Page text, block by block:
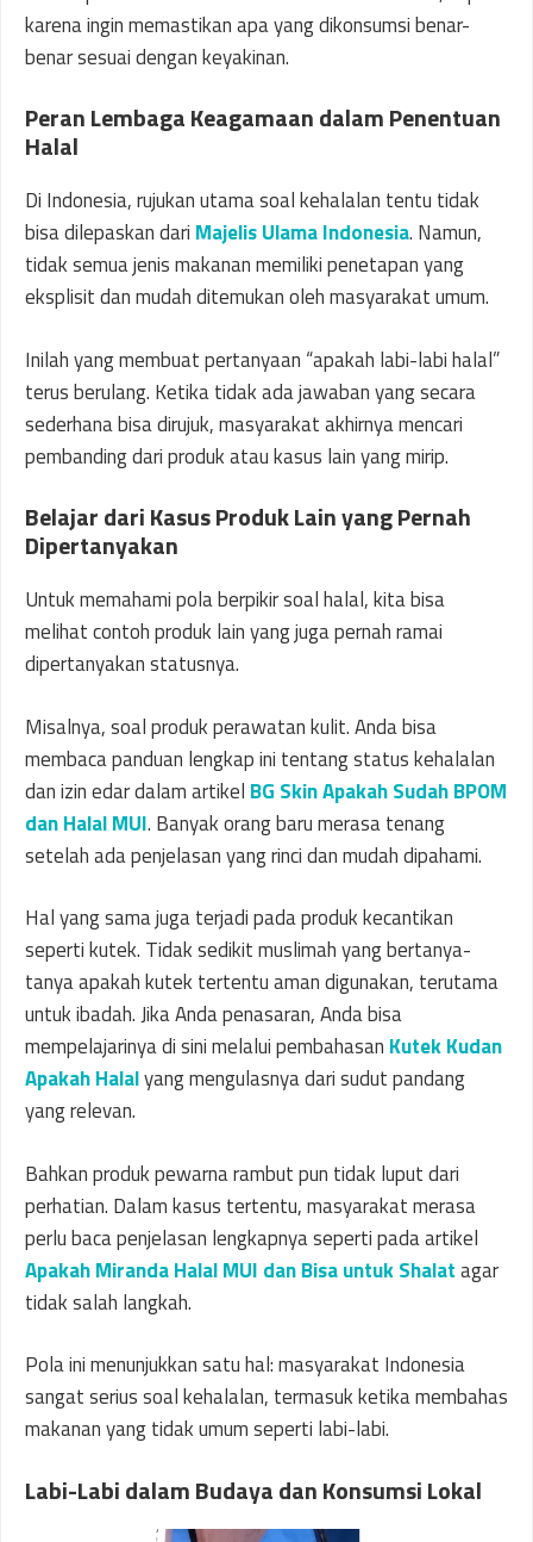
karena ingin memastikan apa yang dikonsumsi benar-
benar sesuai dengan keyakinan.
Peran Lembaga Keagamaan dalam Penentuan
Halal
Di Indonesia, rujukan utama soal kehalalan tentu tidak
bisa dilepaskan dari Majelis Ulama Indonesia. Namun,
tidak semua jenis makanan memiliki penetapan yang
eksplisit dan mudah ditemukan oleh masyarakat umum.
Inilah yang membuat pertanyaan “apakah labi-labi halal”
terus berulang. Ketika tidak ada jawaban yang secara
sederhana bisa dirujuk, masyarakat akhirnya mencari
pembanding dari produk atau kasus lain yang mirip.
Belajar dari Kasus Produk Lain yang Pernah
Dipertanyakan
Untuk memahami pola berpikir soal halal, kita bisa
melihat contoh produk lain yang juga pernah ramai
dipertanyakan statusnya.
Misalnya, soal produk perawatan kulit. Anda bisa
membaca panduan lengkap ini tentang status kehalalan
dan izin edar dalam artikel BG Skin Apakah Sudah BPOM
dan Halal MUI. Banyak orang baru merasa tenang
setelah ada penjelasan yang rinci dan mudah dipahami.
Hal yang sama juga terjadi pada produk kecantikan
seperti kutek. Tidak sedikit muslimah yang bertanya-
tanya apakah kutek tertentu aman digunakan, terutama
untuk ibadah. Jika Anda penasaran, Anda bisa
mempelajarinya di sini melalui pembahasan Kutek Kudan
Apakah Halalyang mengulasnya dari sudut pandang
yang relevan.
Bahkan produk pewarna rambut pun tidak luput dari
perhatian. Dalam kasus tertentu, masyarakat merasa
perlu baca penjelasan lengkapnya seperti pada artikel
Apakah Miranda Halal MUI dan Bisa untuk Shalatagar
tidak salah langkah.
Pola ini menunjukkan satu hal: masyarakat Indonesia
sangat serius soal kehalalan, termasuk ketika membahas
makanan yang tidak umum seperti labi-labi.
Labi-Labi dalam Budaya dan Konsumsi Lokal